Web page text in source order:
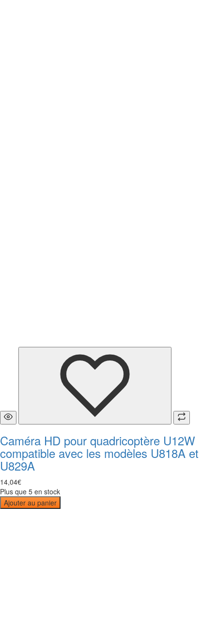
Caméra HD pour quadricoptère U12W
compatible avec les modèles U818A et
U829A
14,04€
Plus que 5 en stock
Ajouter au panier